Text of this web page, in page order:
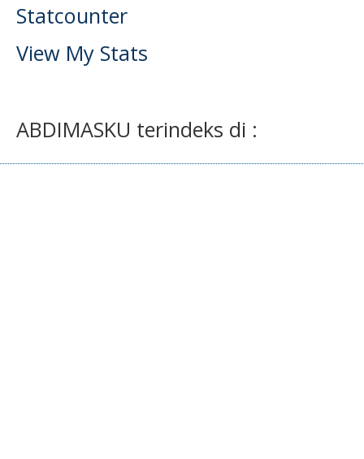
Statcounter
View My Stats
ABDIMASKU terindeks di :